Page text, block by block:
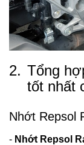
2. Tổng
tốt nhất
Nhớt Repsol
- Nhớt Repsol